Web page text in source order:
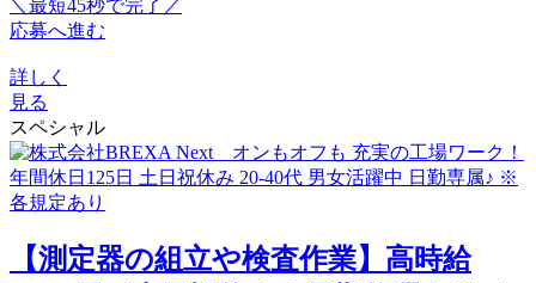
＼最短45秒で完了／
応募へ進む
詳しく
見る
スペシャル
【測定器の組立や検査作業】高時給